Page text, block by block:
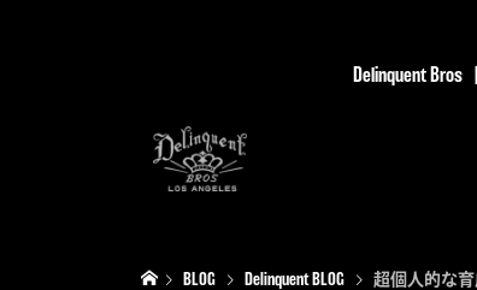
Delinquent
BLOG Delinquent BLOG 超個人的な育